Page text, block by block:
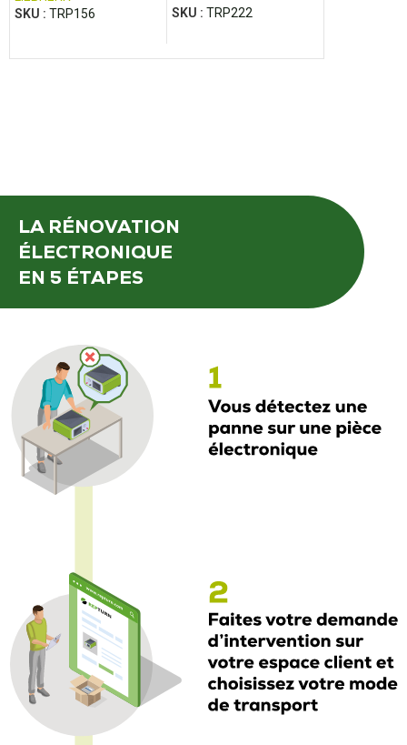
SKU : TRP156
SKU : TRP222
LA RÉNOVATION
ÉLECTRONIQUE
EN 5 ÉTAPES